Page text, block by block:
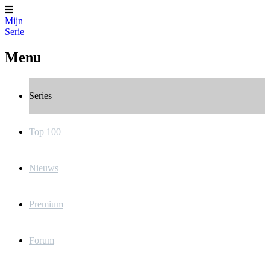
Mijn
Serie
Menu
Series
Top 100
Nieuws
Premium
Forum